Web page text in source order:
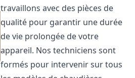
travaillons avec des pièces de
qualité pour garantir une durée
de vie prolongée de votre
appareil. Nos techniciens sont
formés pour intervenir sur tous